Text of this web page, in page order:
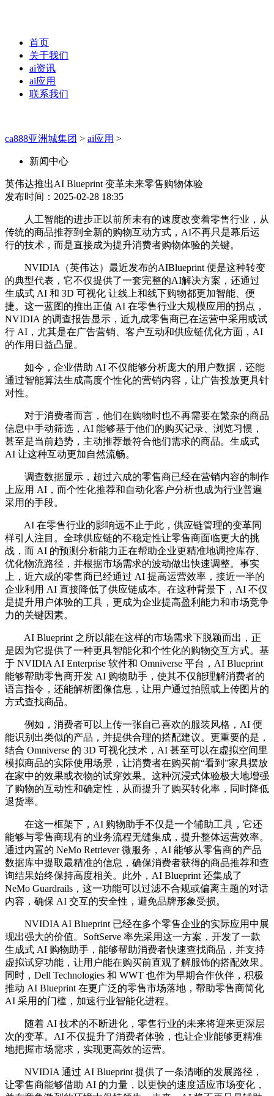
首页
关于我们
ai资讯
ai应用
联系我们
ca888亚洲城集团 > ai应用 >
新闻中心
英伟达推出AI Blueprint 变革未来零售购物体验
发布时间：2025-02-28 18:35
人工智能的进步正以前所未有的速度改变着零售行业，从
传统的商品推荐到全新的购物互动方式，AI不再只是幕后运
行的技术，而是直接成为提升消费者购物体验的关键。
NVIDIA（英伟达）最近发布的AIBlueprint 便是这种转变
的典型代表，它不仅提供了一套完整的AI解决方案，还通过
生成式 AI 和 3D 可视化 让线上和线下购物都更加智能、便
捷。这一蓝图的推出正值 AI 在零售行业大规模应用的拐点，
NVIDIA 的调查报告显示，近九成零售商已在运营中采用或试
行 AI，尤其是在广告营销、客户互动和供应链优化方面，AI
的作用日益凸显。
如今，企业借助 AI 不仅能够分析庞大的用户数据，还能
通过智能算法生成高度个性化的营销内容，让广告投放更具针
对性。
对于消费者而言，他们在购物时也不再需要在繁杂的商品
信息中手动筛选，AI 能够基于他们的购买记录、浏览习惯，
甚至是当前趋势，主动推荐最符合他们需求的商品。生成式
AI 让这种互动更加自然流畅。
调查数据显示，超过六成的零售商已经在营销内容的制作
上应用 AI，而个性化推荐和自动化客户分析也成为行业普遍
采用的手段。
AI 在零售行业的影响远不止于此，供应链管理的变革同
样引人注目。全球供应链的不稳定性让零售商面临更大的挑
战，而 AI 的预测分析能力正在帮助企业更精准地调控库存、
优化物流路径，并根据市场需求的波动做出快速调整。事实
上，近六成的零售商已经通过 AI 提高运营效率，接近一半的
企业利用 AI 直接降低了供应链成本。在这种背景下，AI 不仅
是提升用户体验的工具，更成为企业提高盈利能力和市场竞争
力的关键因素。
AI Blueprint 之所以能在这样的市场需求下脱颖而出，正
是因为它提供了一种更具智能化和个性化的购物交互方式。基
于 NVIDIA AI Enterprise 软件和 Omniverse 平台，AI Blueprint
能够帮助零售商开发 AI 购物助手，使其不仅能理解消费者的
语言指令，还能解析图像信息，让用户通过拍照或上传图片的
方式查找商品。
例如，消费者可以上传一张自己喜欢的服装风格，AI 便
能识别出类似的产品，并提供合理的搭配建议。更重要的是，
结合 Omniverse 的 3D 可视化技术，AI 甚至可以在虚拟空间里
模拟商品的实际使用场景，让消费者在购买前“看到”家具摆放
在家中的效果或衣物的试穿效果。这种沉浸式体验极大地增强
了购物的互动性和确定性，从而提升了购买转化率，同时降低
退货率。
在这一框架下，AI 购物助手不仅是一个辅助工具，它还
能够与零售商现有的业务流程无缝集成，提升整体运营效率。
通过内置的 NeMo Retriever 微服务，AI 能够从零售商的产品
数据库中提取最精准的信息，确保消费者获得的商品推荐和查
询结果始终保持高度相关。此外，AI Blueprint 还集成了
NeMo Guardrails，这一功能可以过滤不合规或偏离主题的对话
内容，确保 AI 交互的安全性，避免品牌形象受损。
NVIDIA AI Blueprint 已经在多个零售企业的实际应用中展
现出强大的价值。SoftServe 率先采用这一方案，开发了一款
生成式 AI 购物助手，能够帮助消费者快速查找商品，并支持
虚拟试穿功能，让用户能在购买前直观了解服饰的搭配效果。
同时，Dell Technologies 和 WWT 也作为早期合作伙伴，积极
推动 AI Blueprint 在更广泛的零售市场落地，帮助零售商简化
AI 采用的门槛，加速行业智能化进程。
随着 AI 技术的不断进化，零售行业的未来将迎来更深层
次的变革。AI 不仅提升了消费者体验，也让企业能够更精准
地把握市场需求，实现更高效的运营。
NVIDIA 通过 AI Blueprint 提供了一条清晰的发展路径，
让零售商能够借助 AI 的力量，以更快的速度适应市场变化，